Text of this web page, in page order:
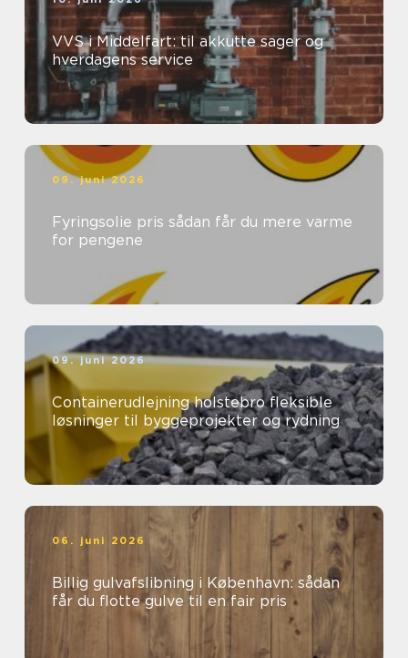
VVS i Middelfart: til akkutte sager og
hverdagens service
09. juni 2026
Fyringsolie pris sådan får du mere varme
for pengene
09. juni 2026
Containerudlejning holstebro fleksible
løsninger til byggeprojekter og rydning
06. juni 2026
Billig gulvafslibning i København: sådan
får du flotte gulve til en fair pris